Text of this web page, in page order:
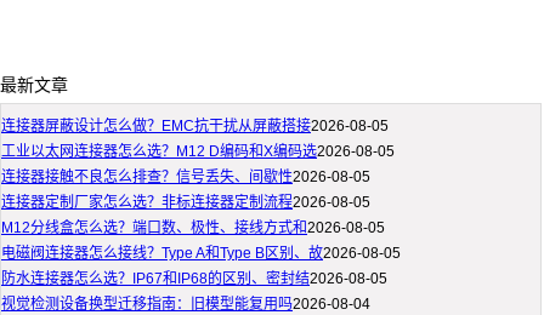
最新文章
连接器屏蔽设计怎么做？EMC抗干扰从屏蔽搭接2026-08-05
工业以太网连接器怎么选？M12 D编码和X编码选2026-08-05
连接器接触不良怎么排查？信号丢失、间歇性2026-08-05
连接器定制厂家怎么选？非标连接器定制流程2026-08-05
M12分线盒怎么选？端口数、极性、接线方式和2026-08-05
电磁阀连接器怎么接线？Type A和Type B区别、故2026-08-05
防水连接器怎么选？IP67和IP68的区别、密封结2026-08-05
视觉检测设备换型迁移指南：旧模型能复用吗2026-08-04